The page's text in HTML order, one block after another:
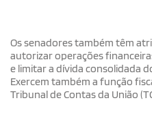
Os senadores também têm
autorizar operações
e limitar a dívida consolidada
Exercem também a função
Tribunal de Contas da União